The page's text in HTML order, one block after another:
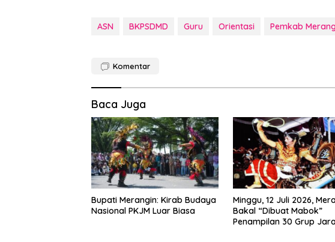
ASN BKPSDMD Guru Orientasi Pemkab
Komentar
Baca Juga
Bupati Merangin: Kirab Budaya
Nasional PKJM Luar Biasa
Minggu, 12 Juli 2026,
Bakal “Dibuat Mabok”
Penampilan 30 Grup